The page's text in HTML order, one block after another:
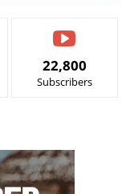
22,800
Subscribers